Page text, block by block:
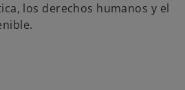
los derechos humanos y el